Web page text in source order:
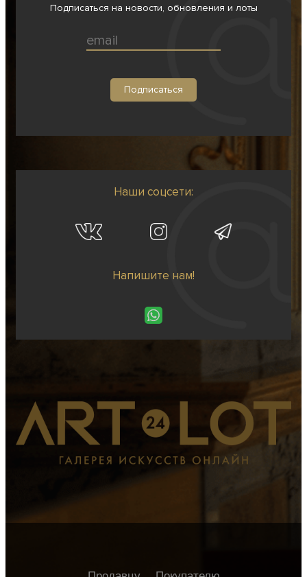
Подписаться на новости, обновления и лоты
Наши соцсети:
Напишите нам!